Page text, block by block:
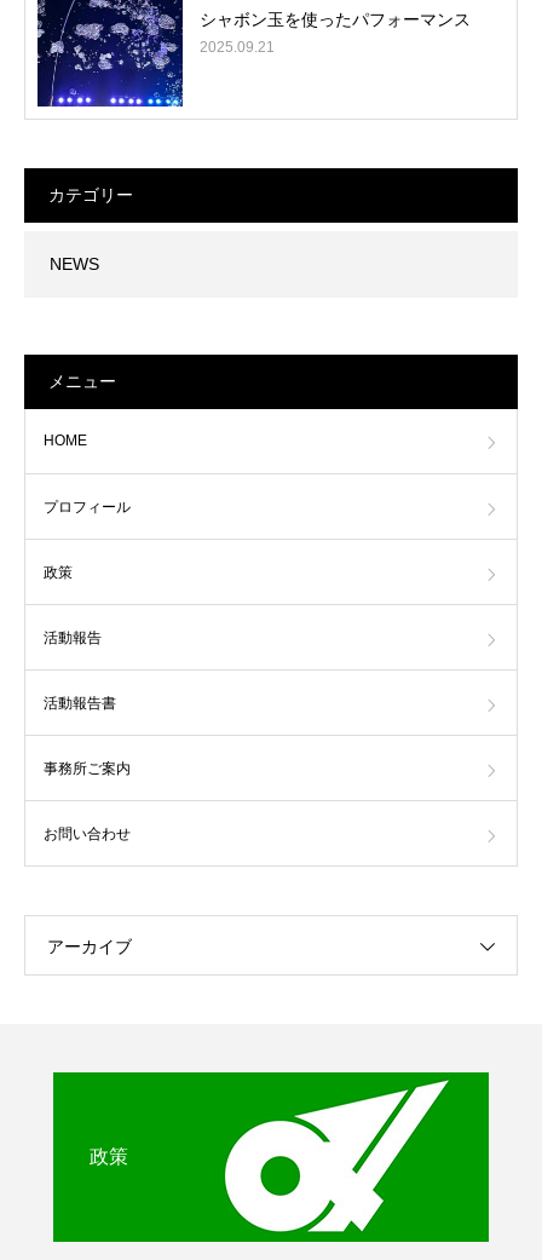
シャボン玉を使ったパフォーマンス
2025.09.21
カテゴリー
NEWS
メニュー
HOME
プロフィール
政策
活動報告
活動報告書
事務所ご案内
お問い合わせ
アーカイブ
政策